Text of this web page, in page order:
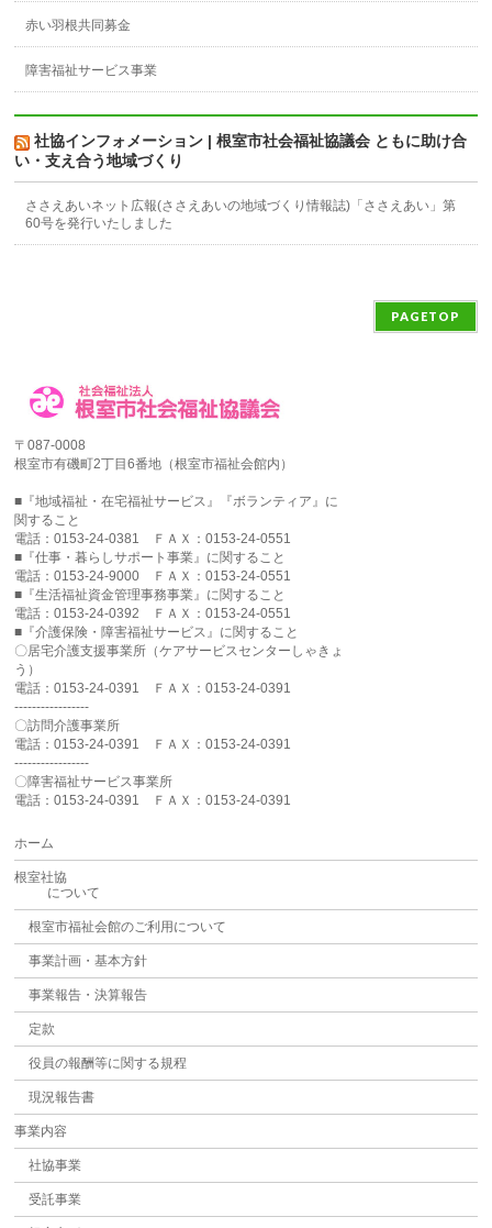
赤い羽根共同募金
障害福祉サービス事業
社協インフォメーション | 根室市社会福祉協議会 ともに助け合
い・支え合う地域づくり
ささえあいネット広報(ささえあいの地域づくり情報誌)「ささえあい」第
60号を発行いたしました
PAGETOP
〒087-0008
根室市有磯町2丁目6番地（根室市福祉会館内）
■『地域福祉・在宅福祉サービス』『ボランティア』に
関すること
電話：0153-24-0381 ＦＡＸ：0153-24-0551
■『仕事・暮らしサポート事業』に関すること
電話：0153-24-9000 ＦＡＸ：0153-24-0551
■『生活福祉資金管理事務事業』に関すること
電話：0153-24-0392 ＦＡＸ：0153-24-0551
■『介護保険・障害福祉サービス』に関すること
〇居宅介護支援事業所（ケアサービスセンターしゃきょ
う）
電話：0153-24-0391 ＦＡＸ：0153-24-0391
-----------------
〇訪問介護事業所
電話：0153-24-0391 ＦＡＸ：0153-24-0391
-----------------
〇障害福祉サービス事業所
電話：0153-24-0391 ＦＡＸ：0153-24-0391
ホーム
根室社協
について
根室市福祉会館のご利用について
事業計画・基本方針
事業報告・決算報告
定款
役員の報酬等に関する規程
現況報告書
事業内容
社協事業
受託事業